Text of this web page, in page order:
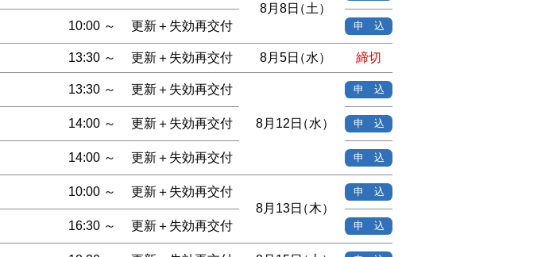
8月8日（土）
10:00 ～ 更新＋失効再交付 申 込
13:30 ～ 更新＋失効再交付 8月5日（水） 締切
13:30 ～ 更新＋失効再交付
8月12日（水）
申 込
14:00 ～ 更新＋失効再交付 申 込
14:00 ～ 更新＋失効再交付 申 込
10:00 ～
更新＋失効再交付
8月13日（木）
申 込
16:30 ～ 更新＋失効再交付 申 込